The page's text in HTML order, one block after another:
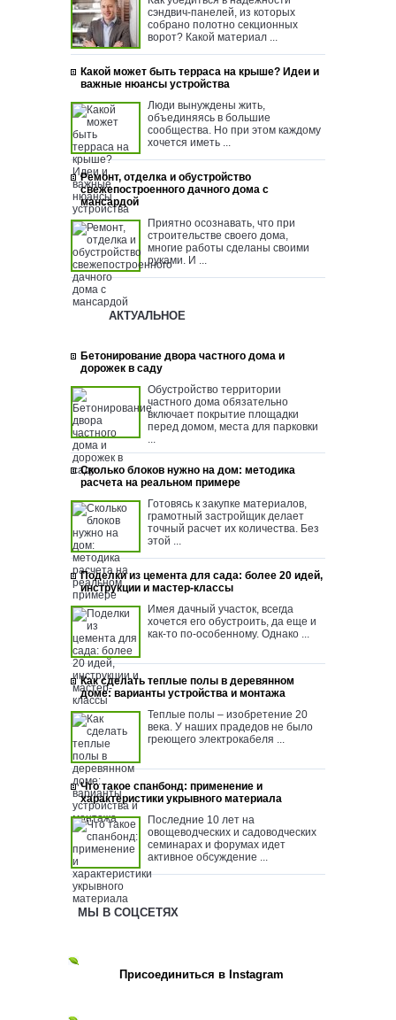
сэндвич-панелей, из которых
собрано полотно секционных
ворот? Какой материал ...
Какой может быть терраса на крыше? Идеи и
важные нюансы устройства
Люди вынуждены жить,
объединяясь в большие
сообщества. Но при этом каждому
хочется иметь ...
Ремонт, отделка и обустройство
свежепостроенного дачного дома с
мансардой
Приятно осознавать, что при
строительстве своего дома,
многие работы сделаны своими
руками. И ...
АКТУАЛЬНОЕ
Бетонирование двора частного дома и
дорожек в саду
Обустройство территории
частного дома обязательно
включает покрытие площадки
перед домом, места для парковки
...
Сколько блоков нужно на дом: методика
расчета на реальном примере
Готовясь к закупке материалов,
грамотный застройщик делает
точный расчет их количества. Без
этой ...
Поделки из цемента для сада: более 20 идей,
инструкции и мастер-классы
Имея дачный участок, всегда
хочется его обустроить, да еще и
как-то по-особенному. Однако ...
Как сделать теплые полы в деревянном
доме: варианты устройства и монтажа
Теплые полы – изобретение 20
века. У наших прадедов не было
греющего электрокабеля ...
Что такое спанбонд: применение и
характеристики укрывного материала
Последние 10 лет на
овощеводческих и садоводческих
семинарах и форумах идет
активное обсуждение ...
МЫ В СОЦСЕТЯХ
Присоединиться в Instagram